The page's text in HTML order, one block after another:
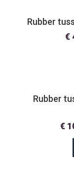
Rubber
€
Rubber
€